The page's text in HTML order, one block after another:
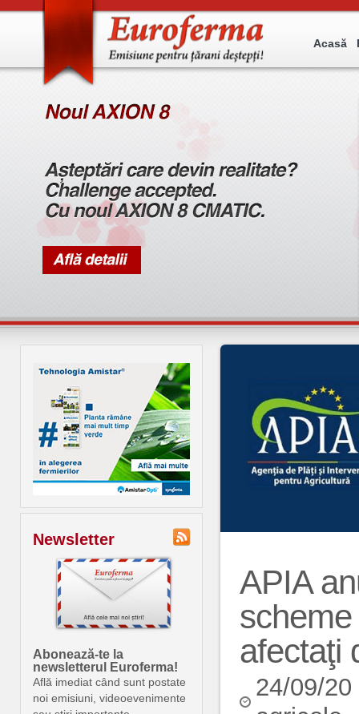
Acasă
Newsletter
Abonează-te la
newsletterul Euroferma!
Află imediat când sunt postate
noi emisiuni, videoevenimente
APIA
afectaţi
24/09/